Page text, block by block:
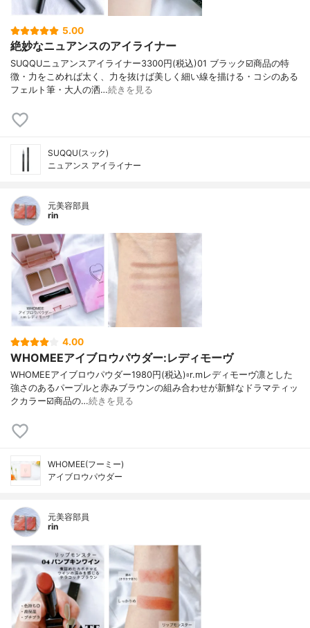
5.00
絶妙なニュアンスのアイライナー
SUQQUニュアンスアイライナー3300円(税込)01 ブラック☑️商品の特
徴・力をこめれば太く、力を抜けば美しく細い線を描ける・コシのある
フェルト筆・大人の洒…続きを見る
SUQQU(スック)
ニュアンス アイライナー
元美容部員
rin
4.00
WHOMEEアイブロウパウダー:レディモーヴ
WHOMEEアイブロウパウダー1980円(税込)▫️r.mレディモーヴ凛とした
強さのあるパープルと赤みブラウンの組み合わせが新鮮なドラマティッ
クカラー☑️商品の…続きを見る
WHOMEE(フーミー)
アイブロウパウダー
元美容部員
rin